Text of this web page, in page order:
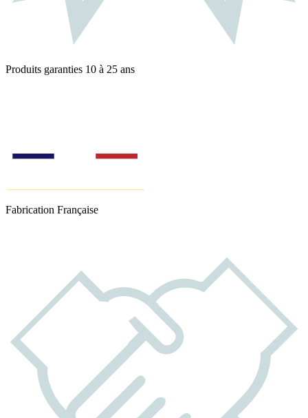
Produits garanties 10 à 25 ans
Fabrication Française